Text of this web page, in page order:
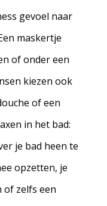
gevoel naar
maskertje
of onder een
kiezen ook
of een
in het bad:
je bad heen te
opzetten, je
zelfs een